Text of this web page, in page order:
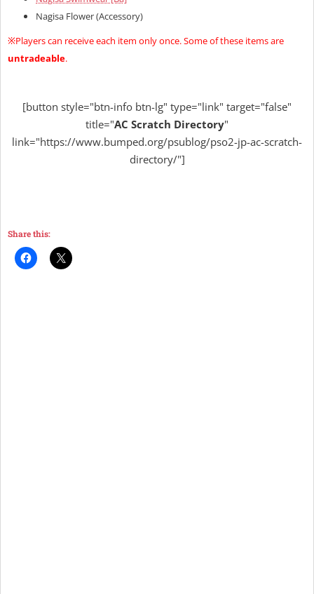
Nagisa Flower (Accessory)
※Players can receive each item only once. Some of these items are
untradeable.
[button style="btn-info btn-lg" type="link" target="false"
title="AC Scratch Directory"
link="https://www.bumped.org/psublog/pso2-jp-ac-scratch-
directory/"]
Share this: